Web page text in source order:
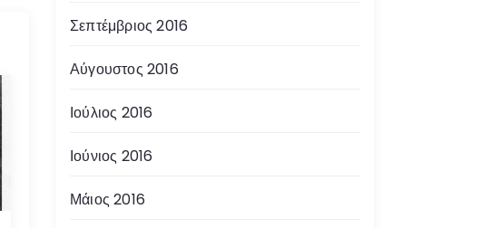
Σεπτέμβριος 2016
Αύγουστος 2016
Ιούλιος 2016
Ιούνιος 2016
Μάιος 2016